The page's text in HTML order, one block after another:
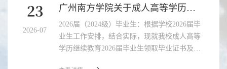
23
2026-07
广州南方学院关于成人高等学历继续教育2026届毕业生领取毕业...
2026届（2024级）毕业生：根据学校2026届毕
业生工作安排，结合实际，现就我校成人高等
学历继续教育2026届毕业生领取毕业证书及档